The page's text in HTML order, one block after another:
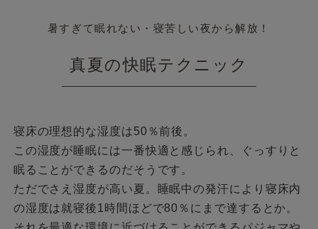
暑すぎて眠れない・寝苦しい夜から解放！
真夏の快眠テクニック
寝床の理想的な湿度は50％前後。
この湿度が睡眠には一番快適と感じられ、ぐっすりと
眠ることができるのだそうです。
ただでさえ湿度が高い夏。睡眠中の発汗により寝床内
の湿度は就寝後1時間ほどで80％にまで達するとか。